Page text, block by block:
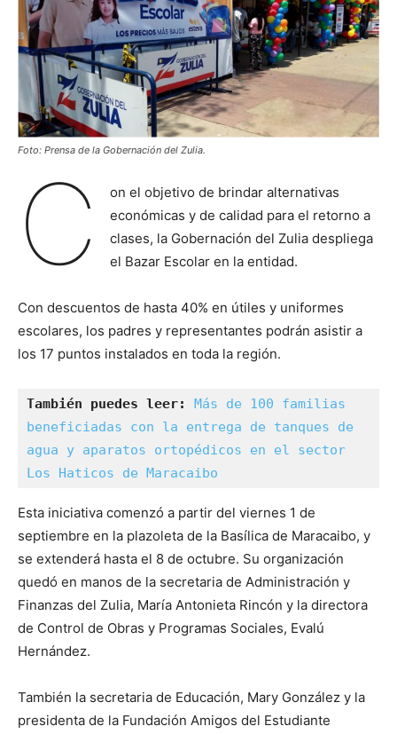
Foto: Prensa de la Gobernación del Zulia.
C
on el objetivo de brindar alternativas
económicas y de calidad para el retorno a
clases, la Gobernación del Zulia despliega
el Bazar Escolar en la entidad.
Con descuentos de hasta 40% en útiles y uniformes
escolares, los padres y representantes podrán asistir a
los 17 puntos instalados en toda la región.
También puedes leer: Más de 100 familias
beneficiadas con la entrega de tanques de
agua y aparatos ortopédicos en el sector
Los Haticos de Maracaibo
Esta iniciativa comenzó a partir del viernes 1 de
septiembre en la plazoleta de la Basílica de Maracaibo, y
se extenderá hasta el 8 de octubre. Su organización
quedó en manos de la secretaria de Administración y
Finanzas del Zulia, María Antonieta Rincón y la directora
de Control de Obras y Programas Sociales, Evalú
Hernández.
También la secretaria de Educación, Mary González y la
presidenta de la Fundación Amigos del Estudiante